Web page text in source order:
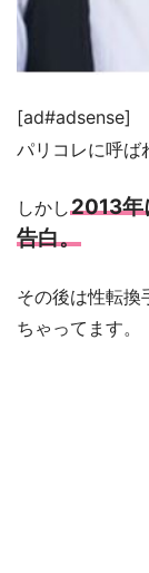
[ad#adsense]
パリコレに呼ば
しかし2013年
告白。
その後は性転換
ちゃってます。